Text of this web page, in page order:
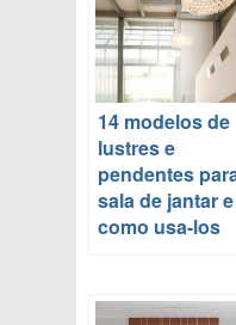
14 modelos de
lustres e
pendentes
sala de jantar e
como usa-los